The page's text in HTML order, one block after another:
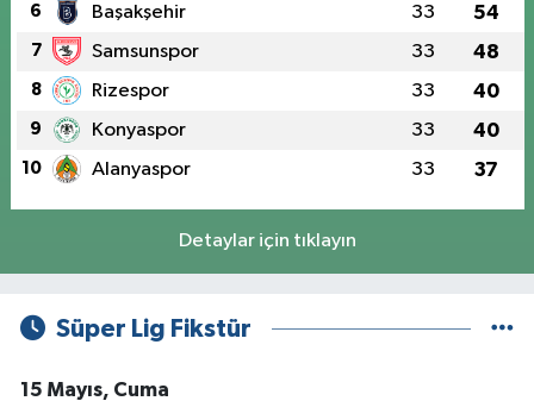
6 Başakşehir 33 54
7 Samsunspor 33 48
8 Rizespor 33 40
9 Konyaspor 33 40
10 Alanyaspor 33 37
Detaylar için tıklayın
Süper Lig Fikstür
15 Mayıs, Cuma